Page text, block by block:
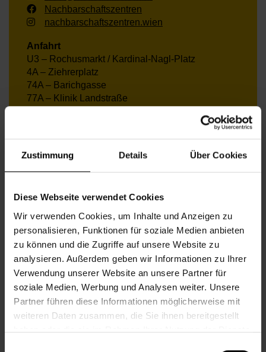
Zustimmung Details Über Cookies
Diese Webseite verwendet Cookies
Wir verwenden Cookies, um Inhalte und Anzeigen zu
personalisieren, Funktionen für soziale Medien anbieten
zu können und die Zugriffe auf unsere Website zu
analysieren. Außerdem geben wir Informationen zu Ihrer
Verwendung unserer Website an unsere Partner für
soziale Medien, Werbung und Analysen weiter. Unsere
Partner führen diese Informationen möglicherweise mit
weiteren Daten zusammen, die Sie ihnen bereitgestellt
haben oder die sie im Rahmen Ihrer Nutzung der Dienste
Nachbarschaftszentren
nachbarschaftszentren.wien
Anfahrt
U3 – Rochusmarkt / Kardinal-Nagl-Platz
4A – Ziehrerplatz
74A – Barichgasse
77A – Klinik Landstraße
S-Bahn – Rennweg
Öffnungszeiten Juni
Mo. 09.00–12.00 Uhr & 13.00–17.00 Uhr
Di.
09.00–13.00 Uhr
Mi.
09.00–13.00 Uhr
Do.
09.00–12.00 Uhr & 13.00–17.00 Uhr
Fr.
09.00–13.00 Uhr
Öffnungszeiten Juli und August
Mo. 09.00–13.00 Uhr